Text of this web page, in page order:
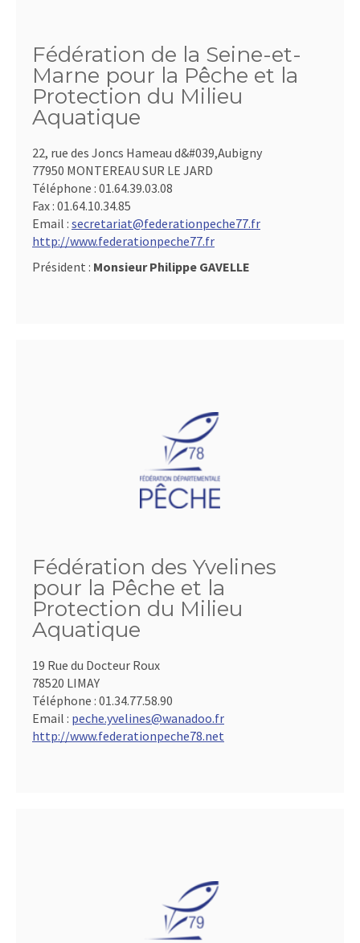
Fédération de la Seine-et-
Marne pour la Pêche et la
Protection du Milieu
Aquatique
22, rue des Joncs Hameau d&#039,Aubigny
77950 MONTEREAU SUR LE JARD
Téléphone : 01.64.39.03.08
Fax : 01.64.10.34.85
Email : secretariat@federationpeche77.fr
http://www.federationpeche77.fr
Président : Monsieur Philippe GAVELLE
Fédération des Yvelines
pour la Pêche et la
Protection du Milieu
Aquatique
19 Rue du Docteur Roux
78520 LIMAY
Téléphone : 01.34.77.58.90
Email : peche.yvelines@wanadoo.fr
http://www.federationpeche78.net